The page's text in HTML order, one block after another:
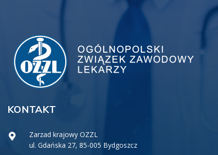
KONTAKT
Zarzad krajowy OZZL
ul. Gdańska 27, 85-005 Bydgoszcz